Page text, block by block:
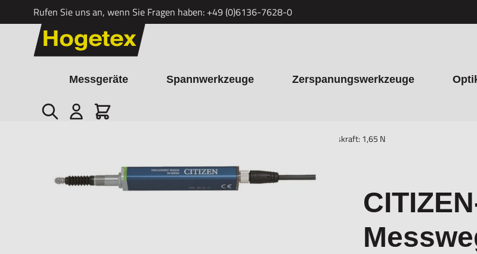
Rufen Sie uns an, wenn Sie Fragen haben: +49 (0)6136-7628-0
Zum Inhalt springen
Messgeräte Spannwerkzeuge Zerspanungswerkzeuge
Suche Cart
CITIZEN-Messtaster SA-S510, Messweg: 10 mm, Auflösung: 0,5 µm, Messkraft: 1,65 N